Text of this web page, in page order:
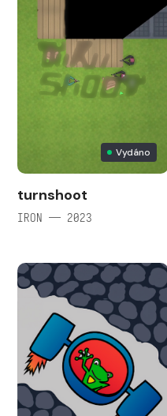
Vydáno
turnshoot
IRON — 2023